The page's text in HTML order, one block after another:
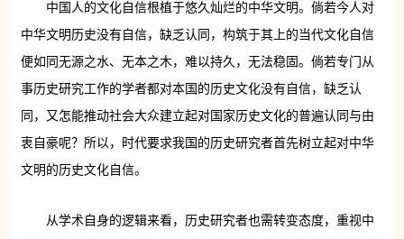
中国人的文化自信根植于悠久灿烂的中华文明。倘若今人对
中华文明历史没有自信，缺乏认同，构筑于其上的当代文化自信
便如同无源之水、无本之木，难以持久，无法稳固。倘若专门从
事历史研究工作的学者都对本国的历史文化没有自信，缺乏认
同，又怎能推动社会大众建立起对国家历史文化的普遍认同与由
衷自豪呢？所以，时代要求我国的历史研究者首先树立起对中华
文明的历史文化自信。
从学术自身的逻辑来看，历史研究者也需转变态度，重视中